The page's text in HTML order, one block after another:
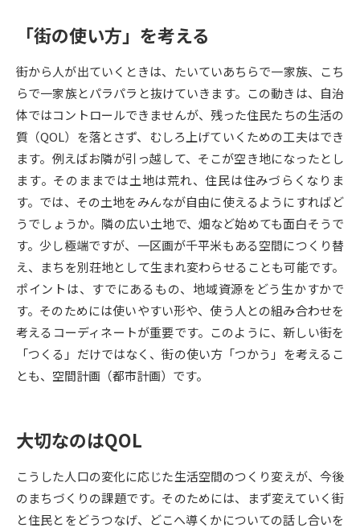
データサイエンス特集 奨学金・特待生制度特集
デジタルパンフレット 進路の３択
新学年スタート号特集ページ
（高3生用）
新学年スタート号特集ページ
（高2生用）
SELFBRAND特集ページ
オープンキャンパスなどを調べる
オープンキャンパス検索 実施プログラムから探す
来場型・Web型イベント特集 夢ナビライブ
受験準備 資料検索
先輩が入学を決めた理由 テレメール全国一斉進学調査
「街の使い方」を考える
街から人が出ていくときは、たいていあちらで一家族、こち
らで一家族とパラパラと抜けていきます。この動きは、自治
体ではコントロールできませんが、残った住民たちの生活の
質（QOL）を落とさず、むしろ上げていくための工夫はでき
ます。例えばお隣が引っ越して、そこが空き地になったとし
ます。そのままでは土地は荒れ、住民は住みづらくなりま
す。では、その土地をみんなが自由に使えるようにすればど
うでしょうか。隣の広い土地で、畑など始めても面白そうで
す。少し極端ですが、一区画が千平米もある空間につくり替
え、まちを別荘地として生まれ変わらせることも可能です。
ポイントは、すでにあるもの、地域資源をどう生かすかで
す。そのためには使いやすい形や、使う人との組み合わせを
考えるコーディネートが重要です。このように、新しい街を
「つくる」だけではなく、街の使い方「つかう」を考えるこ
とも、空間計画（都市計画）です。
大切なのはQOL
こうした人口の変化に応じた生活空間のつくり変えが、今後
のまちづくりの課題です。そのためには、まず変えていく街
と住民とをどうつなげ、どこへ導くかについての話し合いを